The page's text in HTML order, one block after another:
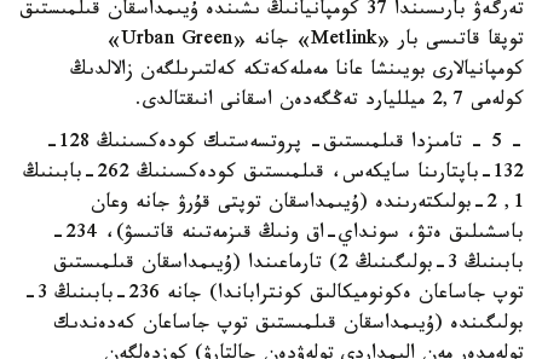
تەرگەۋ بارىسىندا 37 كومپانيانىڭ ىشىندە ۇيىمداسقان قىلمىستىق
توپقا قاتىسى بار «Metlink» جانە «Urban Green»
كومپانيالارى بويىنشا عانا مەملەكەتكە كەلتىرىلگەن زالالدىڭ
كولەمى 2,7 ميلليارد تەڭگەدەن اسقانى انىقتالدى.
- 5 - تامىزدا قىلمىستىق- پروتسەستىك كودەكسىنىڭ 128-
132-باپتارىنا سايكەس، قىلمىستىق كودەكسىنىڭ 262-بابىنىڭ
1, 2-بولىكتەرىندە (ۇيىمداسقان توپتى قۇرۋ جانە وعان
باسشىلىق ەتۋ، سونداي-اق ونىڭ قىزمەتىنە قاتىسۋ)، 234-
بابىنىڭ 3-بولىگىنىڭ 2) تارماعىندا (ۇيىمداسقان قىلمىستىق
توپ جاساعان ەكونوميكالىق كونتراباندا) جانە 236-بابىنىڭ 3-
بولىگىندە (ۇيىمداسقان قىلمىستىق توپ جاساعان كەدەندىك